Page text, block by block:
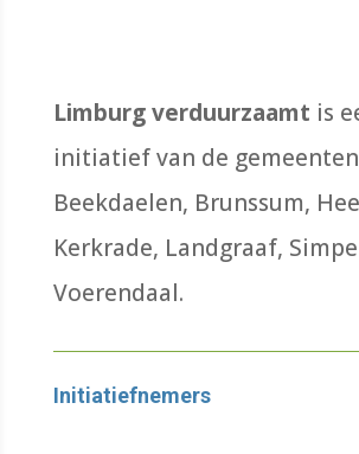
Limburg verduurzaamt is
initiatief van de
Beekdaelen, Brunssum,
Kerkrade, Landgraaf,
Voerendaal.
Initiatiefnemers